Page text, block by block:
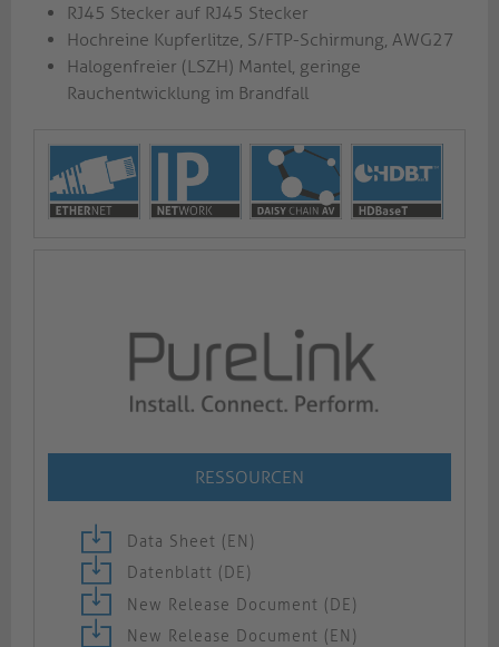
RJ45 Stecker auf RJ45 Stecker
Hochreine Kupferlitze, S/FTP-Schirmung, AWG27
Halogenfreier (LSZH) Mantel, geringe
Rauchentwicklung im Brandfall
RESSOURCEN
Data Sheet (EN)
Datenblatt (DE)
New Release Document (DE)
New Release Document (EN)